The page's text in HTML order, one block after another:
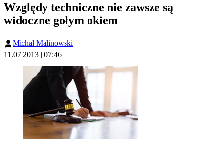
Względy techniczne nie zawsze są
widoczne gołym okiem
Michał Malinowski
11.07.2013 | 07:46